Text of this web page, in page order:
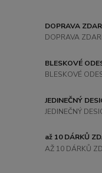
DOPRAVA
DOPRAVA
BLESKOVÉ
BLESKOVÉ
JEDINEČNÝ
JEDINEČNÝ
až 10 DÁRKŮ
AŽ 10 DÁRKŮ